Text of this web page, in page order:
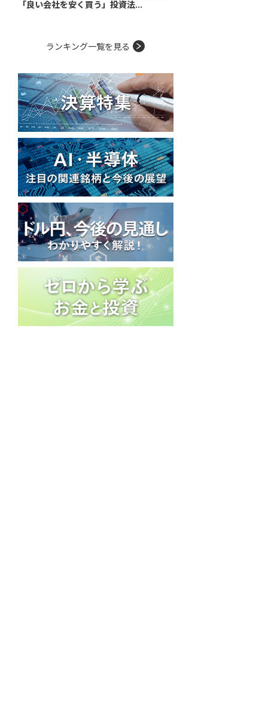
「良い会社を安く買う」投資法...
ランキング一覧を見る